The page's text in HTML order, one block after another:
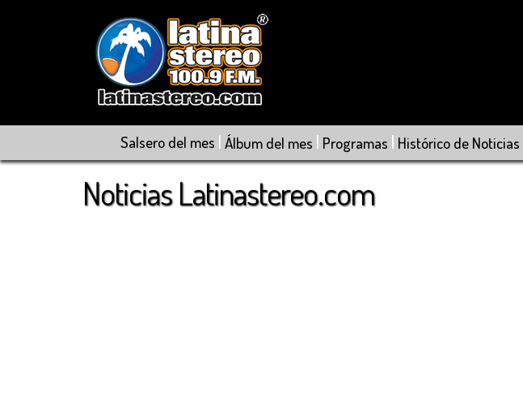
Salsero del mes | Álbum del mes | Programas | Histórico de Noticias
Noticias Latinastereo.com